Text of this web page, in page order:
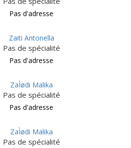
Pas d'adresse
Zaiti Antonella
Pas de spécialité
Pas d'adresse
ZaÌødi Malika
Pas de spécialité
Pas d'adresse
ZaÌødi Malika
Pas de spécialité